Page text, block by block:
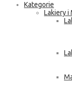
Kategorie
Lakiery i